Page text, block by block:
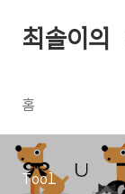
최솔이
홈
Tool